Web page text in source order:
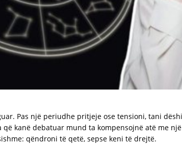
Pas një periudhe pritjeje ose tensioni, tani
kanë debatuar mund ta kompensojnë atë me
qëndroni të qetë, sepse keni të drejtë.